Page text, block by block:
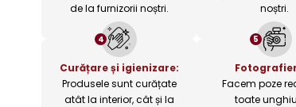
de la furnizorii noștri.
noștri.
4
Curățare și igienizare:
Produsele sunt curățate
atât la interior, cât și la
5
Facem poze
toate